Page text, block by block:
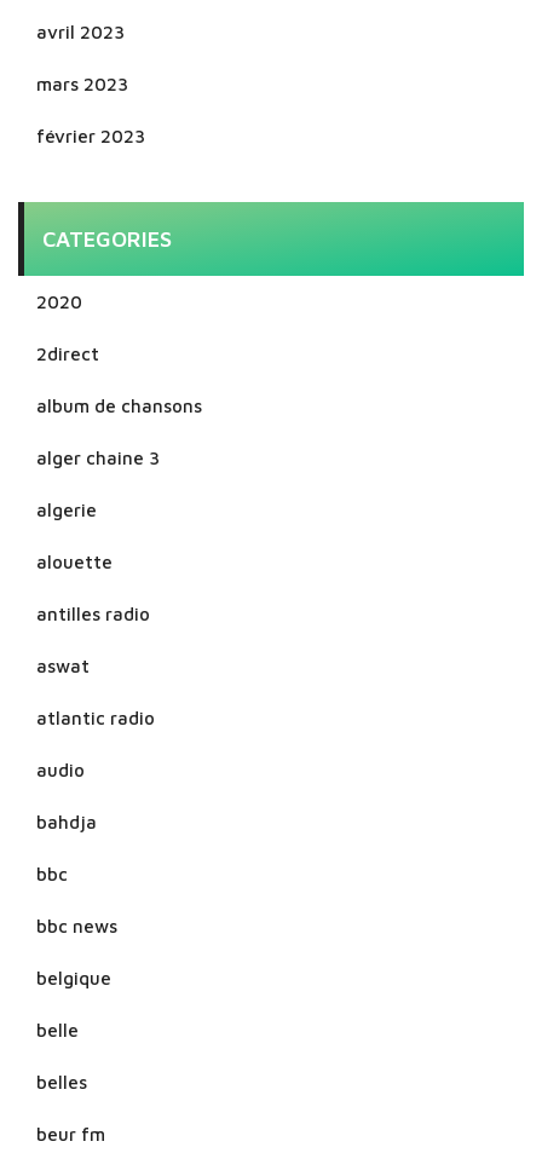
avril 2023
mars 2023
février 2023
CATEGORIES
2020
2direct
album de chansons
alger chaine 3
algerie
alouette
antilles radio
aswat
atlantic radio
audio
bahdja
bbc
bbc news
belgique
belle
belles
beur fm